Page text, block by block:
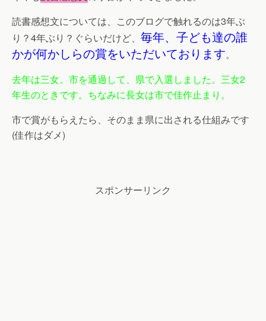
読書感想文については、このブログで触れるのは3年ぶ
り？4年ぶり？ぐらいだけど、 毎年、子ども達の誰
かが何かしらの賞をいただいております。
去年は三女。市を通過して、県で入選しました。三女2
年生のときです。ちなみに長女は市で佳作止まり。
市で賞がもらえたら、そのまま県に出される仕組みです
(佳作はダメ)
スポンサーリンク